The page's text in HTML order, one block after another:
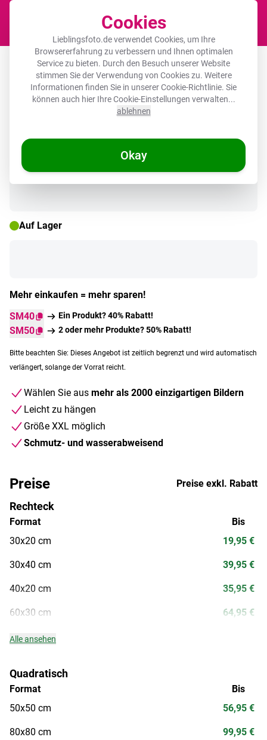
Cookies
Lieblingsfoto.de verwendet Cookies, um Ihre
Browsererfahrung zu verbessern und Ihnen optimalen
Service zu bieten. Durch den Besuch unserer Website
stimmen Sie der Verwendung von Cookies zu. Weitere
Informationen finden Sie in unsererCookie-Richtlinie. Sie
können auch hier Ihre Cookie-Einstellungen verwalten...
ablehnen
Okay
Leinwandbild - Bögen - Beige -
Formen
🌞 SOMMERDEALS
Auf Lager
Mehr einkaufen = mehr sparen!
SM40
Ein Produkt? 40% Rabatt!
SM50 2 oder mehr Produkte? 50% Rabatt!
Bitte beachten Sie: Dieses Angebot ist zeitlich begrenzt und wird automatisch
verlängert, solange der Vorrat reicht.
Wählen Sie aus mehr als 2000 einzigartigen Bildern
Leicht zu hängen
Größe XXL möglich
Schmutz- und wasserabweisend
Preise Preise exkl. Rabatt
Rechteck
Format
30x20 cm
30x40 cm
40x20 cm
60x30 cm
Bis
19,95 €
39,95 €
35,95 €
64,95 €
Alle ansehen
Quadratisch
Format
50x50 cm
80x80 cm
Bis
56,95 €
99,95 €